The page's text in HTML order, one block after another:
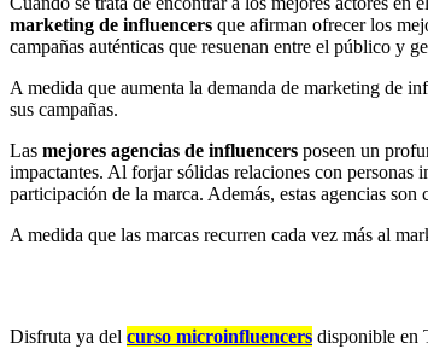
marketing de influencers que afirman ofrecer los
campañas auténticas que resuenan entre el público y
A medida que aumenta la demanda de marketing de
sus campañas.
Las mejores agencias de influencers poseen un
impactantes. Al forjar sólidas relaciones con personas
participación de la marca. Además, estas agencias
A medida que las marcas recurren cada vez más al
Disfruta ya del curso microinfluencers disponible en